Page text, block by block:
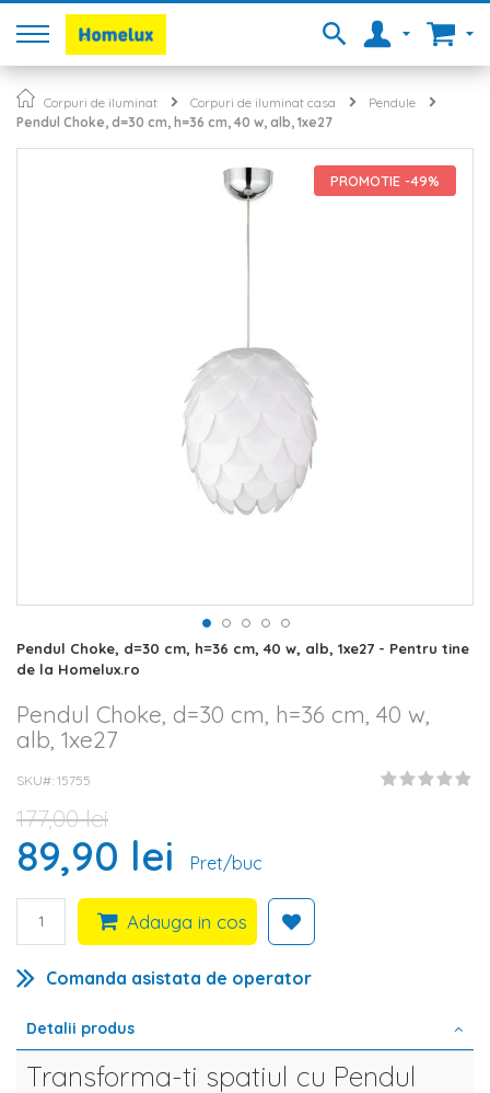
Corpuri de iluminat Corpuri de iluminat casa
Pendule
Pendul Choke, d=30 cm, h=36 cm, 40 w, alb, 1xe27
PROMOTIE -49%
Skip
to
beginning
of
the
gallery
Pendul Choke, d=30 cm, h=36 cm, 40 w, alb, 1xe27 - Pentru tine
de la Homelux.ro
Pendul Choke, d=30 cm, h=36 cm, 40 w,
alb, 1xe27
SKU# 15755
177,00 lei
89,90 lei Pret/buc
Adauga in cos
Comanda asistata de operator
Detalii produs
Transforma-ti spatiul cu Pendul